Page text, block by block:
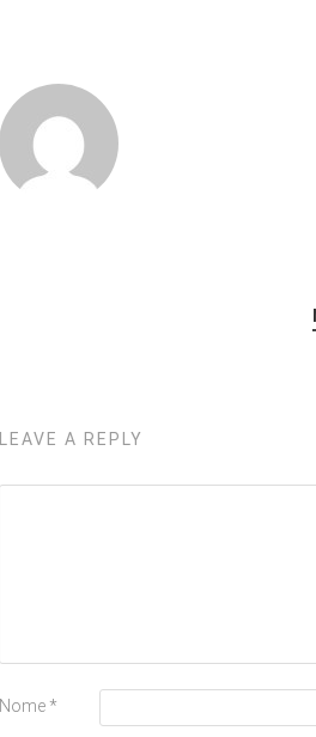
LEAVE A REPLY
Nome *